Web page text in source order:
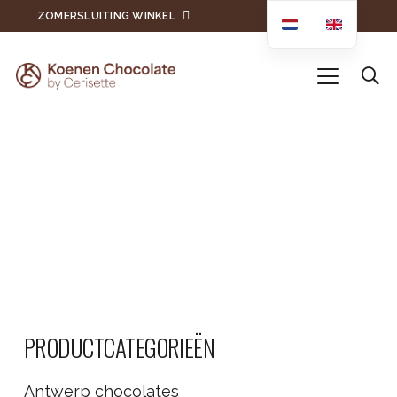
ZOMERSLUITING WINKEL
PRODUCTCATEGORIEËN
Antwerp chocolates